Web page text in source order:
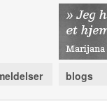
blogs